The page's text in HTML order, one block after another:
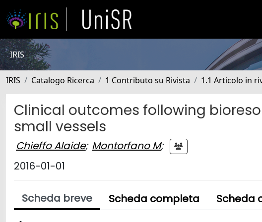
IRIS
IRIS Catalogo Ricerca 1 Contributo su Rivista 1.1 Articolo in
Clinical outcomes following
small vessels
Chieffo Alaide; Montorfano M;
2016-01-01
Scheda breve Scheda completa Scheda